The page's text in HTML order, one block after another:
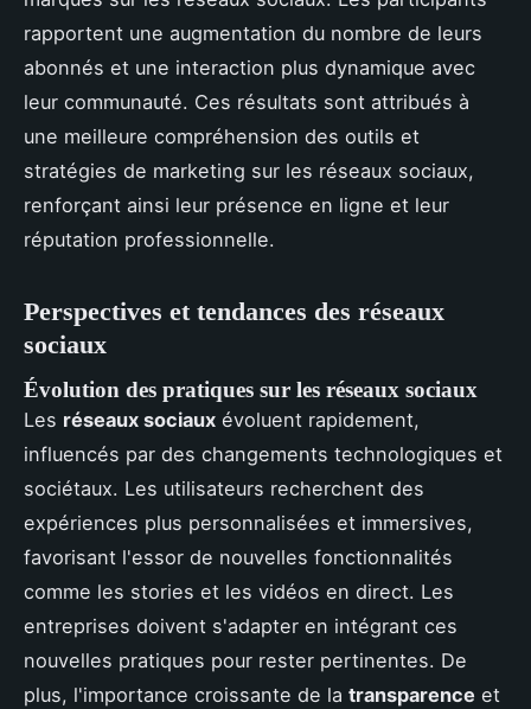
rapportent une augmentation du nombre de leurs
abonnés et une interaction plus dynamique avec
leur communauté. Ces résultats sont attribués à
une meilleure compréhension des outils et
stratégies de marketing sur les réseaux sociaux,
renforçant ainsi leur présence en ligne et leur
réputation professionnelle.
Perspectives et tendances des réseaux
sociaux
Évolution des pratiques sur les réseaux sociaux
Les réseaux sociaux évoluent rapidement,
influencés par des changements technologiques et
sociétaux. Les utilisateurs recherchent des
expériences plus personnalisées et immersives,
favorisant l'essor de nouvelles fonctionnalités
comme les stories et les vidéos en direct. Les
entreprises doivent s'adapter en intégrant ces
nouvelles pratiques pour rester pertinentes. De
plus, l'importance croissante de la transparence et